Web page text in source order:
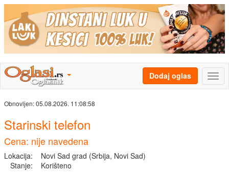
Dodaj oglas
Obnovljen:05.08.2026. 11:08:58
Starinski telefon
Cena: nije navedena
Lokacija:
Novi Sad grad (Srbija, Novi Sad)
Stanje:
Korišteno